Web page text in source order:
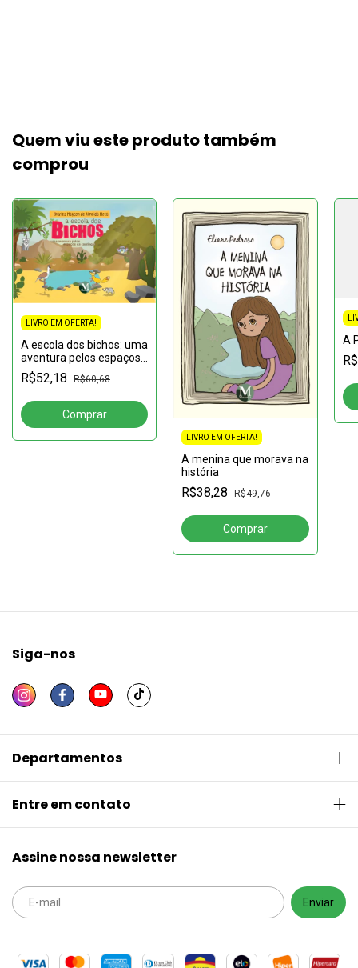
Quem viu este produto também
comprou
LIVRO EM OFERTA!
A escola dos bichos: uma
aventura pelos espaços
da caatinga
R$52,18 R$60,68
LIVRO EM OFERTA!
A menina que morava na
história
R$38,28 R$49,76
A
Siga-nos
Departamentos
Entre em contato
Assine nossa newsletter